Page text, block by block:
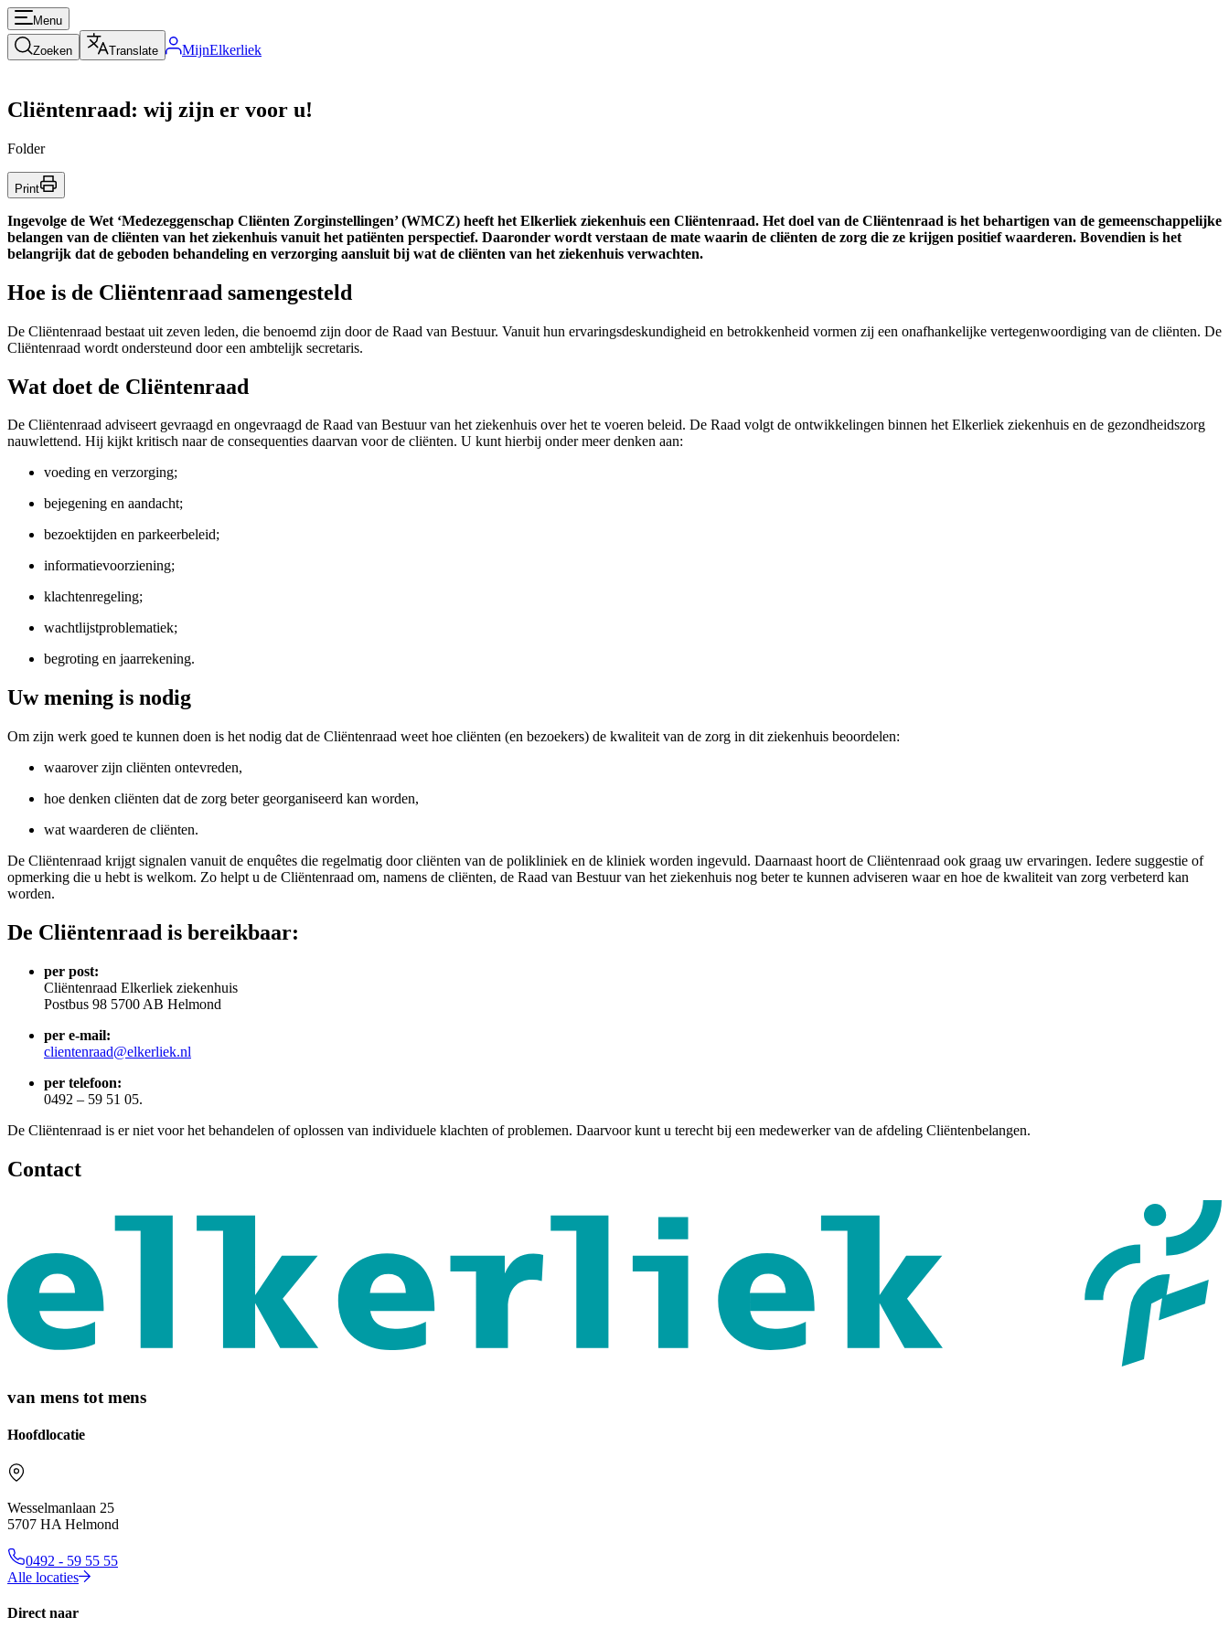
Menu
Zoeken Translate MijnElkerliek
Cliëntenraad: wij zijn er voor u!
Folder
Print
Ingevolge de Wet ‘Medezeggenschap Cliënten Zorginstellingen’ (WMCZ) heeft het Elkerliek ziekenhuis een Cliëntenraad. Het doel van de Cliëntenraad is het behartigen van de gemeenschappelijke
belangen van de cliënten van het ziekenhuis vanuit het patiënten perspectief. Daaronder wordt verstaan de mate waarin de cliënten de zorg die ze krijgen positief waarderen. Bovendien is het
belangrijk dat de geboden behandeling en verzorging aansluit bij wat de cliënten van het ziekenhuis verwachten.
Hoe is de Cliëntenraad samengesteld
De Cliëntenraad bestaat uit zeven leden, die benoemd zijn door de Raad van Bestuur. Vanuit hun ervaringsdeskundigheid en betrokkenheid vormen zij een onafhankelijke vertegenwoordiging van de cliënten. De
Cliëntenraad wordt ondersteund door een ambtelijk secretaris.
Wat doet de Cliëntenraad
De Cliëntenraad adviseert gevraagd en ongevraagd de Raad van Bestuur van het ziekenhuis over het te voeren beleid. De Raad volgt de ontwikkelingen binnen het Elkerliek ziekenhuis en de gezondheidszorg
nauwlettend. Hij kijkt kritisch naar de consequenties daarvan voor de cliënten. U kunt hierbij onder meer denken aan:
voeding en verzorging;
bejegening en aandacht;
bezoektijden en parkeerbeleid;
informatievoorziening;
klachtenregeling;
wachtlijstproblematiek;
begroting en jaarrekening.
Uw mening is nodig
Om zijn werk goed te kunnen doen is het nodig dat de Cliëntenraad weet hoe cliënten (en bezoekers) de kwaliteit van de zorg in dit ziekenhuis beoordelen:
waarover zijn cliënten ontevreden,
hoe denken cliënten dat de zorg beter georganiseerd kan worden,
wat waarderen de cliënten.
De Cliëntenraad krijgt signalen vanuit de enquêtes die regelmatig door cliënten van de polikliniek en de kliniek worden ingevuld. Daarnaast hoort de Cliëntenraad ook graag uw ervaringen. Iedere suggestie of
opmerking die u hebt is welkom. Zo helpt u de Cliëntenraad om, namens de cliënten, de Raad van Bestuur van het ziekenhuis nog beter te kunnen adviseren waar en hoe de kwaliteit van zorg verbeterd kan
worden.
De Cliëntenraad is bereikbaar:
per post:
Cliëntenraad Elkerliek ziekenhuis
Postbus 98 5700 AB Helmond
per e-mail:
clientenraad@elkerliek.nl
per telefoon:
0492 – 59 51 05.
De Cliëntenraad is er niet voor het behandelen of oplossen van individuele klachten of problemen. Daarvoor kunt u terecht bij een medewerker van de afdeling Cliëntenbelangen.
Contact
van mens tot mens
Hoofdlocatie
Wesselmanlaan 25
5707 HA Helmond
0492 - 59 55 55
Alle locaties
Direct naar